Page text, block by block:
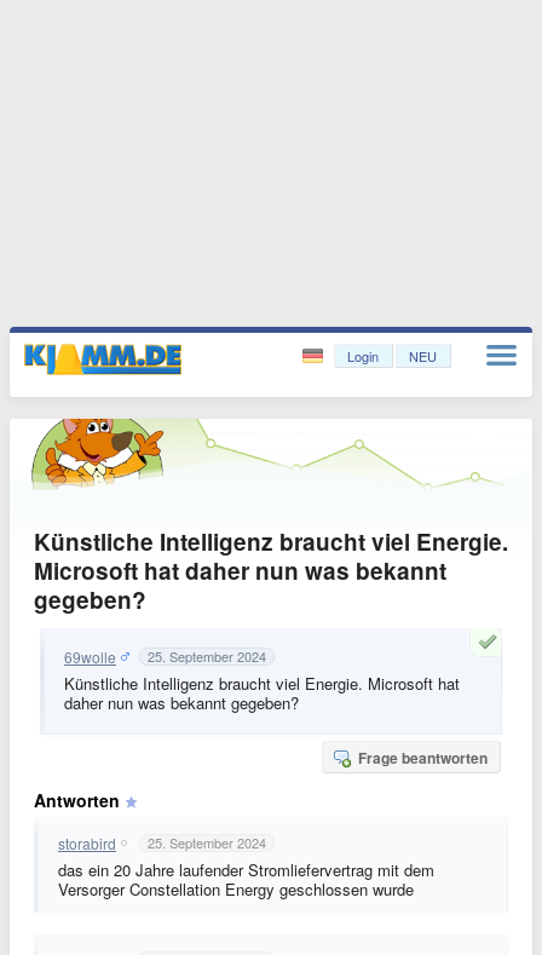
Login NEU
Künstliche Intelligenz braucht viel Energie.
Microsoft hat daher nun was bekannt
gegeben?
69wolle 25. September 2024
Künstliche Intelligenz braucht viel Energie. Microsoft hat
daher nun was bekannt gegeben?
Frage beantworten
Antworten
storabird 25. September 2024
das ein 20 Jahre laufender Stromliefervertrag mit dem
Versorger Constellation Energy geschlossen wurde